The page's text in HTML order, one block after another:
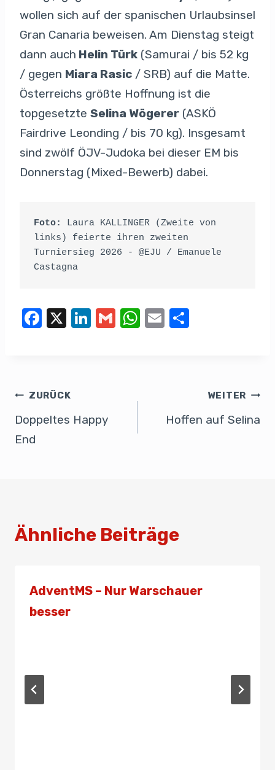
wollen sich auf der spanischen Urlaubsinsel
Gran Canaria beweisen. Am Dienstag steigt
dann auch Helin Türk (Samurai / bis 52 kg
/ gegen Miara Rasic / SRB) auf die Matte.
Österreichs größte Hoffnung ist die
topgesetzte Selina Wögerer (ASKÖ
Fairdrive Leonding / bis 70 kg). Insgesamt
sind zwölf ÖJV-Judoka bei dieser EM bis
Donnerstag (Mixed-Bewerb) dabei.
Foto: Laura KALLINGER (Zweite von
links) feierte ihren zweiten
Turniersieg 2026 - @EJU / Emanuele
Castagna
F
b
o
X
Li
n
G
W
E
ZURÜCK
Doppeltes Happy
End
WEITER
Hoffen auf Selina
Ähnliche Beiträge
AdventMS – Nur Warschauer
besser